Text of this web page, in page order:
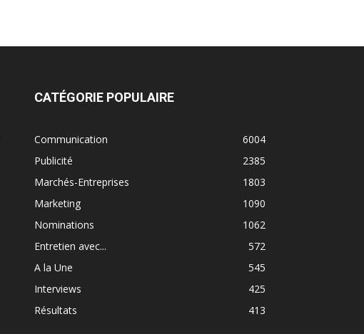
CATÉGORIE POPULAIRE
Communication
6004
Publicité
2385
Marchés-Entreprises
1803
Marketing
1090
Nominations
1062
Entretien avec...
572
A la Une
545
Interviews
425
Résultats
413